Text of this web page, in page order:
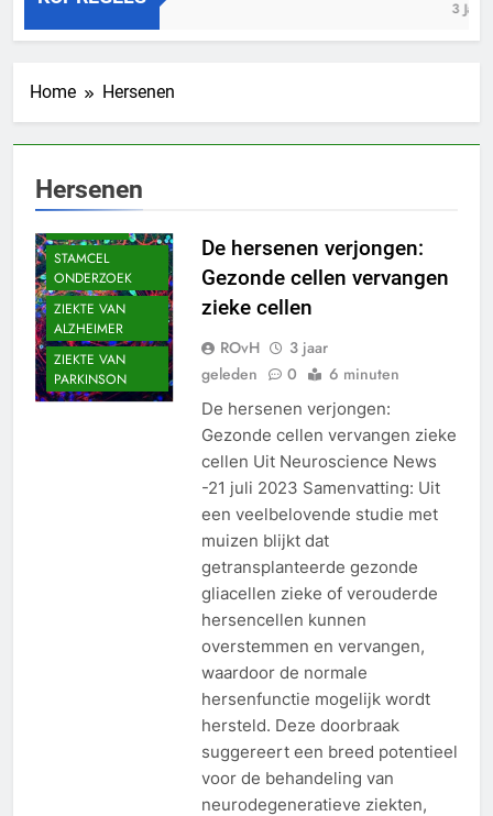
3 Jaar Geleden 3 Jaar
Home Hersenen
Hersenen
LATERAAL
GEHEUGEN
HERSEN
HERSENEN
STAMCEL
ONDERZOEK
ZIEKTE VAN
ALZHEIMER
ZIEKTE VAN
PARKINSON
De hersenen verjongen:
Gezonde cellen vervangen
zieke cellen
ROvH
3 jaar
geleden
0 6 minuten
De hersenen verjongen:
Gezonde cellen vervangen zieke
cellen Uit Neuroscience News
-21 juli 2023 Samenvatting: Uit
een veelbelovende studie met
muizen blijkt dat
getransplanteerde gezonde
gliacellen zieke of verouderde
hersencellen kunnen
overstemmen en vervangen,
waardoor de normale
hersenfunctie mogelijk wordt
hersteld. Deze doorbraak
suggereert een breed potentieel
voor de behandeling van
neurodegeneratieve ziekten,